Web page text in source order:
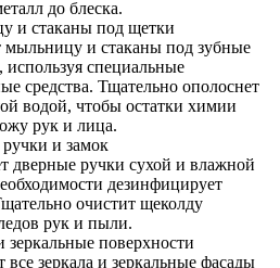
до блеска.
и стаканы под щетки
мыльницу и стаканы под зубные
специальные
средства. Тщательно ополоснет
водой, чтобы остатки химии
рук и лица.
и замок
дверные ручки сухой и влажной
дезинфицирует
очистит щеколду
рук и пыли.
зеркальные поверхности
зеркала и зеркальные фасады